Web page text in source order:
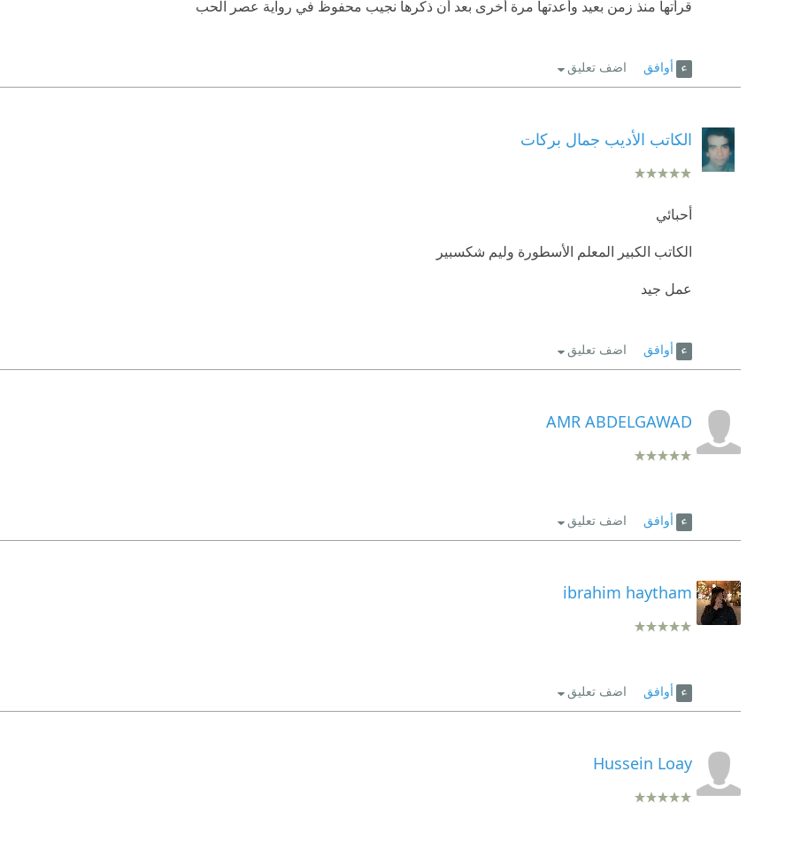
قرأتها منذ زمن بعيد وأعدتها مرة أخرى بعد أن ذكرها نجيب محفوظ في رواية عصر الحب
أوافق اضف تعليق
الكاتب الأديب جمال بركات
أحبائي
الكاتب الكبير المعلم الأسطورة وليم شكسبير
عمل جيد
أوافق اضف تعليق
AMR ABDELGAWAD
أوافق اضف تعليق
ibrahim haytham
أوافق اضف تعليق
Hussein Loay